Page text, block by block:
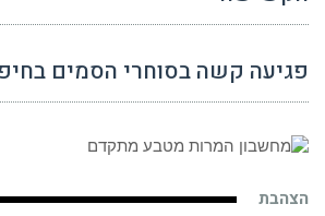
פגיעה קשה בסוחרי הסמים
הצהבת